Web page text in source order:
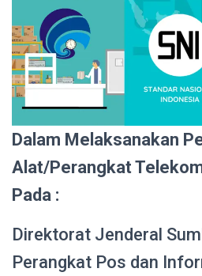
Dalam Melaksanakan
Alat/Perangkat
Pada :
Direktorat Jenderal
Perangkat Pos dan